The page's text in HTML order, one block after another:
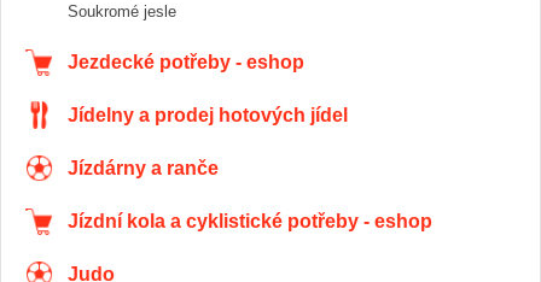
Soukromé jesle
Jezdecké potřeby - eshop
Jídelny a prodej hotových jídel
Jízdárny a ranče
Jízdní kola a cyklistické potřeby - eshop
Judo